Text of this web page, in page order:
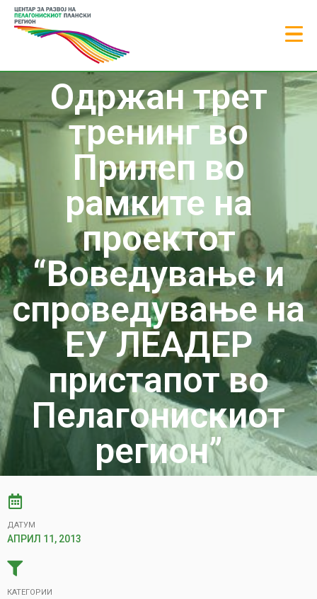
Одржан трет
тренинг во
Прилеп во
рамките на
проектот
“Воведување и
спроведување на
ЕУ ЛЕАДЕР
пристапот во
Пелагонискиот
регион”
ДАТУМ
АПРИЛ 11, 2013
КАТЕГОРИИ